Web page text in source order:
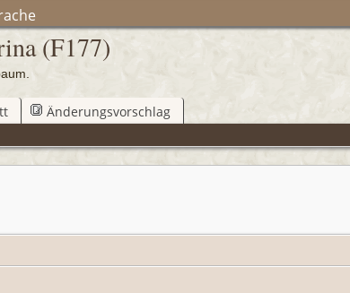
(F177)
Änderungsvorschlag